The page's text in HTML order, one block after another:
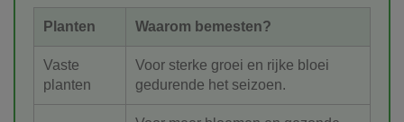
Planten Waarom bemesten?
Vaste
planten
Voor sterke groei en rijke bloei
gedurende het seizoen.